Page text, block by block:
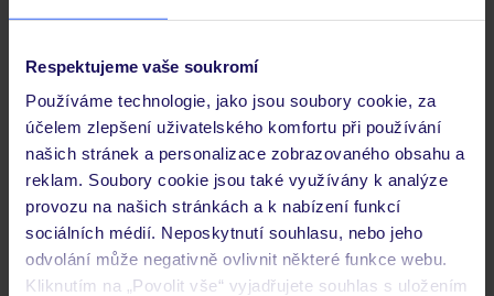
Respektujeme vaše soukromí
Používáme technologie, jako jsou soubory cookie, za
účelem zlepšení uživatelského komfortu při používání
našich stránek a personalizace zobrazovaného obsahu a
reklam. Soubory cookie jsou také využívány k analýze
provozu na našich stránkách a k nabízení funkcí
sociálních médií. Neposkytnutí souhlasu, nebo jeho
odvolání může negativně ovlivnit některé funkce webu.
Kliknutím na „Povolit vše“ vyjadřujete souhlas s uložením
Často kladené otázky
Jaké doklady jsou potřebné při cestování?
Budeme ubytováni ihned po příjezdu do hotelu?
Kam jít po přistání a vyzvednutí zavazadel?
Zobrazit další